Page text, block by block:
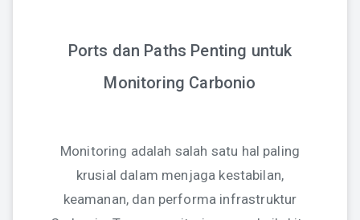
Ports dan Paths Penting untuk
Monitoring Carbonio
Monitoring adalah salah satu hal paling
krusial dalam menjaga kestabilan,
keamanan, dan performa infrastruktur